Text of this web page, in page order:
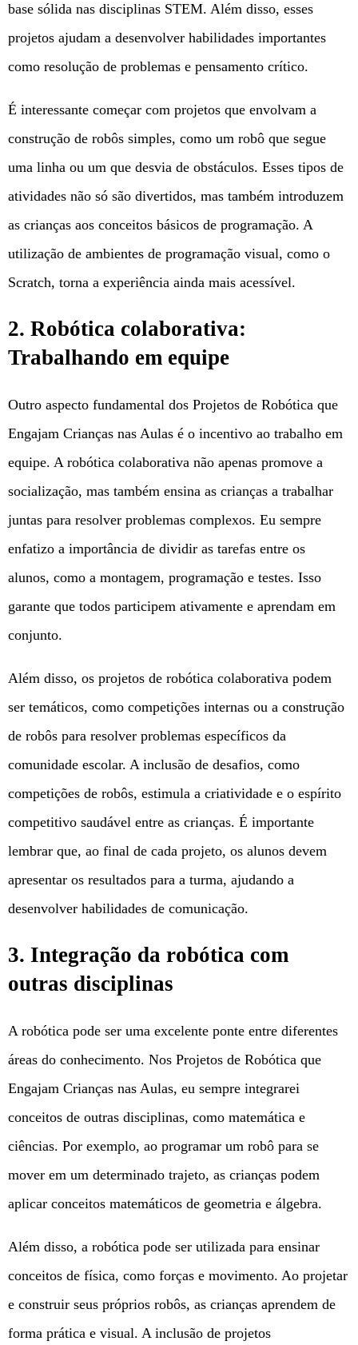
base sólida nas disciplinas STEM. Além disso, esses
projetos ajudam a desenvolver habilidades importantes
como resolução de problemas e pensamento crítico.
É interessante começar com projetos que envolvam a
construção de robôs simples, como um robô que segue
uma linha ou um que desvia de obstáculos. Esses tipos de
atividades não só são divertidos, mas também introduzem
as crianças aos conceitos básicos de programação. A
utilização de ambientes de programação visual, como o
Scratch, torna a experiência ainda mais acessível.
2. Robótica colaborativa:
Trabalhando em equipe
Outro aspecto fundamental dos Projetos de Robótica que
Engajam Crianças nas Aulas é o incentivo ao trabalho em
equipe. A robótica colaborativa não apenas promove a
socialização, mas também ensina as crianças a trabalhar
juntas para resolver problemas complexos. Eu sempre
enfatizo a importância de dividir as tarefas entre os
alunos, como a montagem, programação e testes. Isso
garante que todos participem ativamente e aprendam em
conjunto.
Além disso, os projetos de robótica colaborativa podem
ser temáticos, como competições internas ou a construção
de robôs para resolver problemas específicos da
comunidade escolar. A inclusão de desafios, como
competições de robôs, estimula a criatividade e o espírito
competitivo saudável entre as crianças. É importante
lembrar que, ao final de cada projeto, os alunos devem
apresentar os resultados para a turma, ajudando a
desenvolver habilidades de comunicação.
3. Integração da robótica com
outras disciplinas
A robótica pode ser uma excelente ponte entre diferentes
áreas do conhecimento. Nos Projetos de Robótica que
Engajam Crianças nas Aulas, eu sempre integrarei
conceitos de outras disciplinas, como matemática e
ciências. Por exemplo, ao programar um robô para se
mover em um determinado trajeto, as crianças podem
aplicar conceitos matemáticos de geometria e álgebra.
Além disso, a robótica pode ser utilizada para ensinar
conceitos de física, como forças e movimento. Ao projetar
e construir seus próprios robôs, as crianças aprendem de
forma prática e visual. A inclusão de projetos